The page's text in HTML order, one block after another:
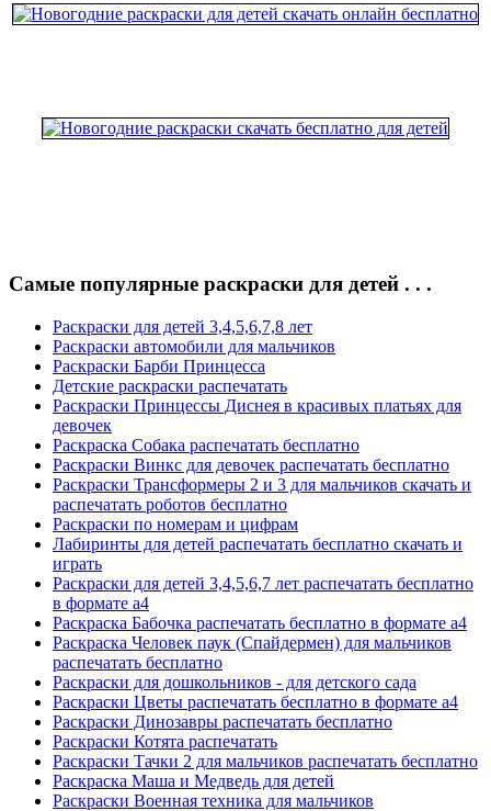
Самые популярные раскраски для детей . . .
Раскраски для детей 3,4,5,6,7,8 лет
Раскраски автомобили для мальчиков
Раскраски Барби Принцесса
Детские раскраски распечатать
Раскраски Принцессы Диснея в красивых платьях для
девочек
Раскраска Собака распечатать бесплатно
Раскраски Винкс для девочек распечатать бесплатно
Раскраски Трансформеры 2 и 3 для мальчиков скачать и
распечатать роботов бесплатно
Раскраски по номерам и цифрам
Лабиринты для детей распечатать бесплатно скачать и
играть
Раскраски для детей 3,4,5,6,7 лет распечатать бесплатно
в формате а4
Раскраска Бабочка распечатать бесплатно в формате а4
Раскраска Человек паук (Спайдермен) для мальчиков
распечатать бесплатно
Раскраски для дошкольников - для детского сада
Раскраски Цветы распечатать бесплатно в формате а4
Раскраски Динозавры распечатать бесплатно
Раскраски Котята распечатать
Раскраски Тачки 2 для мальчиков распечатать бесплатно
Раскраска Маша и Медведь для детей
Раскраски Военная техника для мальчиков